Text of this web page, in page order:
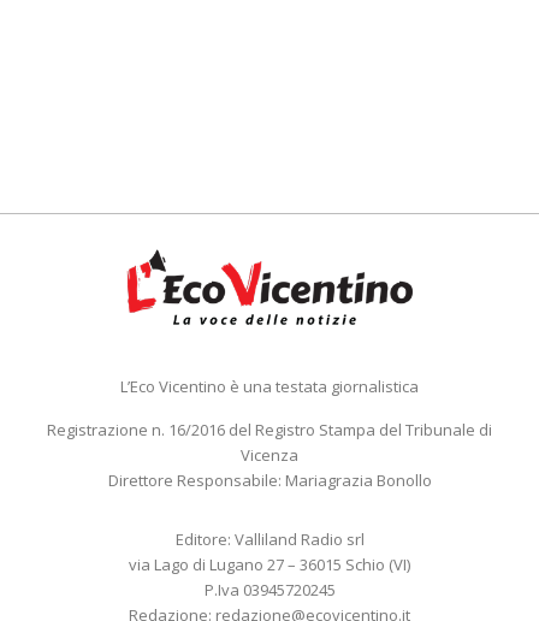
L’Eco Vicentino è una testata giornalistica
Registrazione n. 16/2016 del Registro Stampa del Tribunale di
Vicenza
Direttore Responsabile: Mariagrazia Bonollo
Editore: Valliland Radio srl
via Lago di Lugano 27 – 36015 Schio (VI)
P.Iva 03945720245
Redazione: redazione@ecovicentino.it